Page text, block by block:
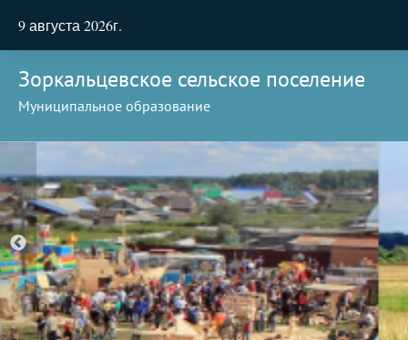
9 августа 2026г.
Зоркальцевское сельское поселение
Муниципальное образование